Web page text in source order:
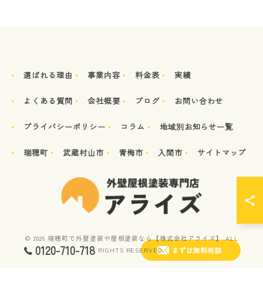
0120-710-718 まずは無料相談
選ばれる理由 事業内容 料金表 実績
よくある質問 会社概要 ブログ お問い合わせ
プライバシーポリシー コラム 地域別お知らせ一覧
瑞穂町 武蔵村山市 青梅市 入間市 サイトマップ
© 2026 瑞穂町で外壁塗装や屋根塗装なら【株式会社アライズ】 ALL
RIGHTS RESERVED.